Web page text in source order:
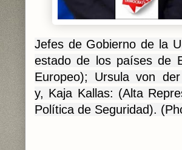
Jefes de Gobierno de la
estado de los países de
Europeo); Ursula von
y, Kaja Kallas: (Alta
Política de Seguridad).